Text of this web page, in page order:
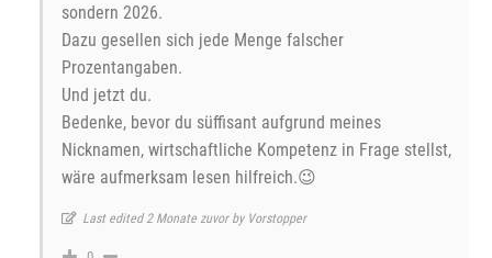
sondern 2026.
Dazu gesellen sich jede Menge falscher
Prozentangaben.
Und jetzt du.
Bedenke, bevor du süffisant aufgrund meines
Nicknamen, wirtschaftliche Kompetenz in Frage stellst,
wäre aufmerksam lesen hilfreich.😉
Last edited 2 Monate zuvor by Vorstopper